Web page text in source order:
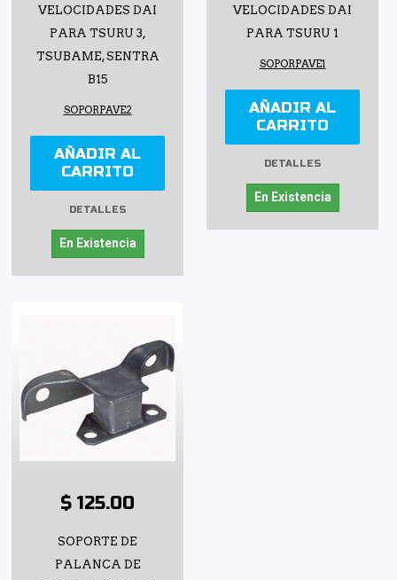
VELOCIDADES DAI
PARA TSURU 3,
TSUBAME, SENTRA
B15
SOPORPAVE2
AÑADIR AL
CARRITO
DETALLES
En Existencia
VELOCIDADES DAI
PARA TSURU 1
SOPORPAVE1
AÑADIR AL
CARRITO
DETALLES
En Existencia
$ 125.00
SOPORTE DE
PALANCA DE